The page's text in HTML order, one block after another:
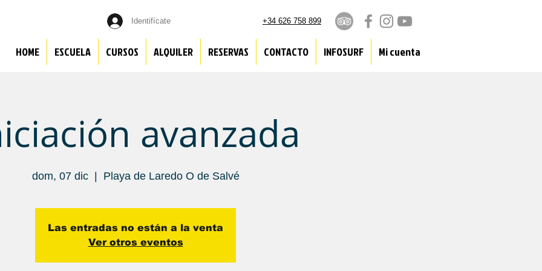
Identifícate +34 626 758 899
HOME ESCUELA CURSOS ALQUILER RESERVAS CONTACTO INFOSURF Mi cuenta
avanzada
dom, 07 dic
  |
Playa de Laredo O de Salvé
Las entradas no están a la venta
Ver otros eventos